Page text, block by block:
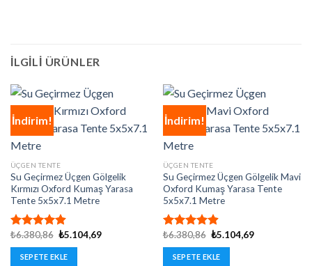
İLGILI ÜRÜNLER
İndirim!
ÜÇGEN TENTE
Su Geçirmez Üçgen Gölgelik
Kırmızı Oxford Kumaş Yarasa
Tente 5x5x7.1 Metre
5 üzerinden
4.92oy
aldı
₺6.380,86 Orijinal
₺6.380,86.
₺5.104,69Şu
SEPETE EKLE
İndirim!
ÜÇGEN TENTE
Su Geçirmez Üçgen Gölgelik Mavi
Oxford Kumaş Yarasa Tente
5x5x7.1 Metre
5 üzerinden
4.92oy
aldı
₺6.380,86 Orijinal
₺6.380,86.
₺5.104,69Şu
SEPETE EKLE